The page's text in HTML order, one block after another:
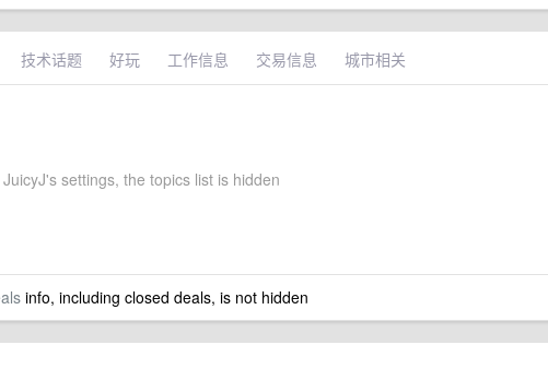
技术话题 好玩 工作信息 交易信息 城市相关
JuicyJ's settings, the topics list is hidden
info, including closed deals, is not hidden